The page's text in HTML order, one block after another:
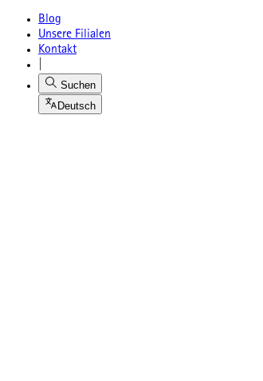
Blog
Unsere Filialen
Kontakt
Suchen
Deutsch